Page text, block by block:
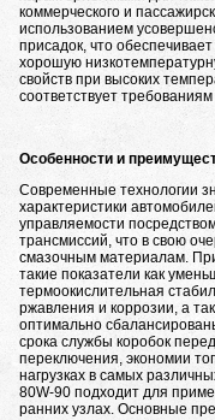
коммерческого и
использованием
присадок, что
хорошую
свойств при высоких
соответствует
Особенности и
Современные технологии
характеристики
управляемости
трансмиссий, что в свою
смазочным материалам.
такие показатели как
термоокислительная
ржавления и коррозии, а
оптимально
срока службы коробок
переключения, экономии
нагрузках в самых
80W-90 подходит для
ранних узлах. Основные